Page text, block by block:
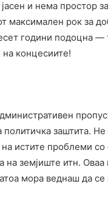
и нема простор
максимален рок за
години подоцна —
концесиите!
политичка заштита.
на истите проблеми
на земјиште итн.
мора веднаш да